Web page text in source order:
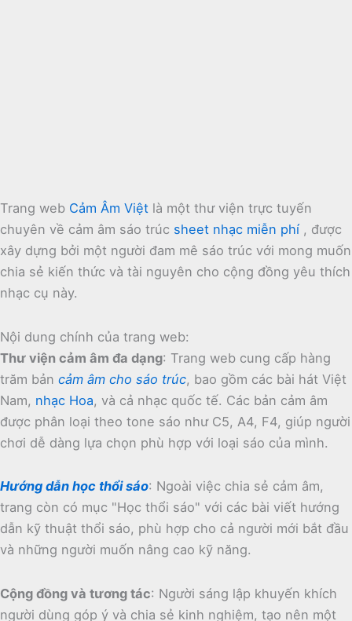
Trang web Cảm Âm Việt là một thư viện trực tuyến
chuyên về cảm âm sáo trúc sheet nhạc miễn phí , được
xây dựng bởi một người đam mê sáo trúc với mong muốn
chia sẻ kiến thức và tài nguyên cho cộng đồng yêu thích
nhạc cụ này.
Nội dung chính của trang web:
Thư viện cảm âm đa dạng: Trang web cung cấp hàng
trăm bản cảm âm cho sáo trúc, bao gồm các bài hát Việt
Nam, nhạc Hoa, và cả nhạc quốc tế. Các bản cảm âm
được phân loại theo tone sáo như C5, A4, F4, giúp người
chơi dễ dàng lựa chọn phù hợp với loại sáo của mình.
Hướng dẫn học thổi sáo: Ngoài việc chia sẻ cảm âm,
trang còn có mục "Học thổi sáo" với các bài viết hướng
dẫn kỹ thuật thổi sáo, phù hợp cho cả người mới bắt đầu
và những người muốn nâng cao kỹ năng.
Cộng đồng và tương tác: Người sáng lập khuyến khích
người dùng góp ý và chia sẻ kinh nghiệm, tạo nên một